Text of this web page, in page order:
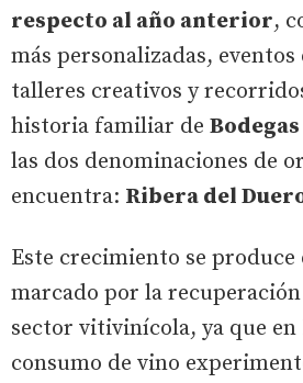
respecto al año anterior,
más personalizadas,
talleres creativos y
historia familiar de
las dos denominaciones de
encuentra: Ribera del
Este crecimiento se
marcado por la
sector vitivinícola, ya que en
consumo de vino